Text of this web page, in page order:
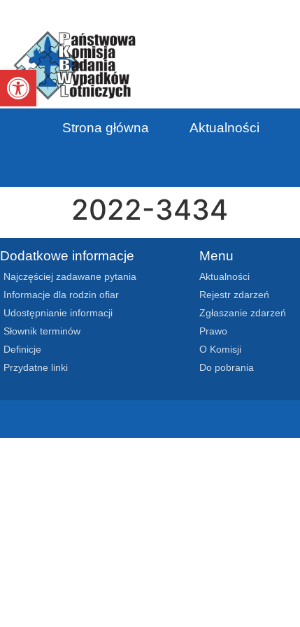
Otwórz pasek narzędzi
Strona główna Aktualności
2022-3434
Dodatkowe informacje
Najczęściej zadawane pytania
Informacje dla rodzin ofiar
Udostępnianie informacji
Słownik terminów
Definicje
Przydatne linki
Menu
Aktualności
Rejestr zdarzeń
Zgłaszanie zdarzeń
Prawo
O Komisji
Do pobrania